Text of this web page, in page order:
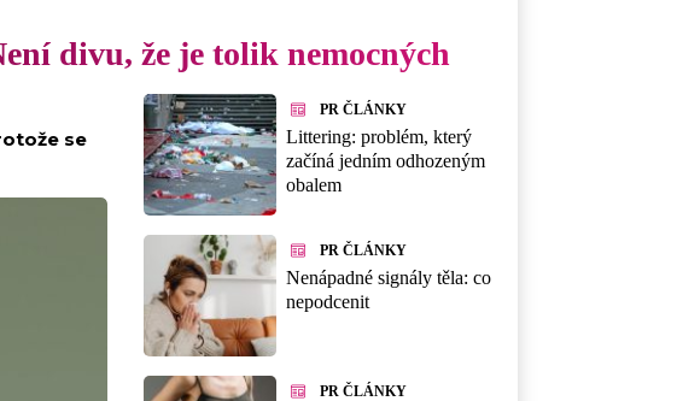
divu, že je tolik nemocných
se
PR ČLÁNKY
Littering: problém, který
začíná jedním odhozeným
obalem
PR ČLÁNKY
Nenápadné signály těla: co
nepodcenit
PR ČLÁNKY